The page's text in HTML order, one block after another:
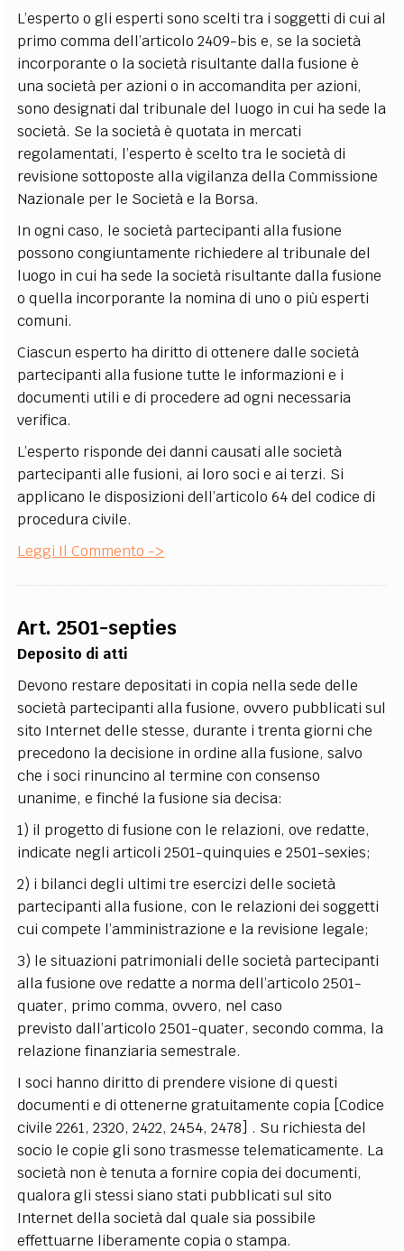
L’esperto o gli esperti sono scelti tra i soggetti di cui al
primo comma dell’articolo 2409-bis e, se la società
incorporante o la società risultante dalla fusione è
una società per azioni o in accomandita per azioni,
sono designati dal tribunale del luogo in cui ha sede la
società. Se la società è quotata in mercati
regolamentati, l’esperto è scelto tra le società di
revisione sottoposte alla vigilanza della Commissione
Nazionale per le Società e la Borsa.
In ogni caso, le società partecipanti alla fusione
possono congiuntamente richiedere al tribunale del
luogo in cui ha sede la società risultante dalla fusione
o quella incorporante la nomina di uno o più esperti
comuni.
Ciascun esperto ha diritto di ottenere dalle società
partecipanti alla fusione tutte le informazioni e i
documenti utili e di procedere ad ogni necessaria
verifica.
L’esperto risponde dei danni causati alle società
partecipanti alle fusioni, ai loro soci e ai terzi. Si
applicano le disposizioni dell’articolo 64 del codice di
procedura civile.
Leggi Il Commento ->
Art. 2501-septies
Deposito di atti
Devono restare depositati in copia nella sede delle
società partecipanti alla fusione, ovvero pubblicati sul
sito Internet delle stesse, durante i trenta giorni che
precedono la decisione in ordine alla fusione, salvo
che i soci rinuncino al termine con consenso
unanime, e finché la fusione sia decisa:
1) il progetto di fusione con le relazioni, ove redatte,
indicate negli articoli 2501-quinquies e 2501-sexies;
2) i bilanci degli ultimi tre esercizi delle società
partecipanti alla fusione, con le relazioni dei soggetti
cui compete l’amministrazione e la revisione legale;
3) le situazioni patrimoniali delle società partecipanti
alla fusione ove redatte a norma dell’articolo 2501-
quater, primo comma, ovvero, nel caso
previsto dall’articolo 2501-quater, secondo comma, la
relazione finanziaria semestrale.
I soci hanno diritto di prendere visione di questi
documenti e di ottenerne gratuitamente copia [Codice
civile 2261, 2320, 2422, 2454, 2478] . Su richiesta del
socio le copie gli sono trasmesse telematicamente. La
società non è tenuta a fornire copia dei documenti,
qualora gli stessi siano stati pubblicati sul sito
Internet della società dal quale sia possibile
effettuarne liberamente copia o stampa.